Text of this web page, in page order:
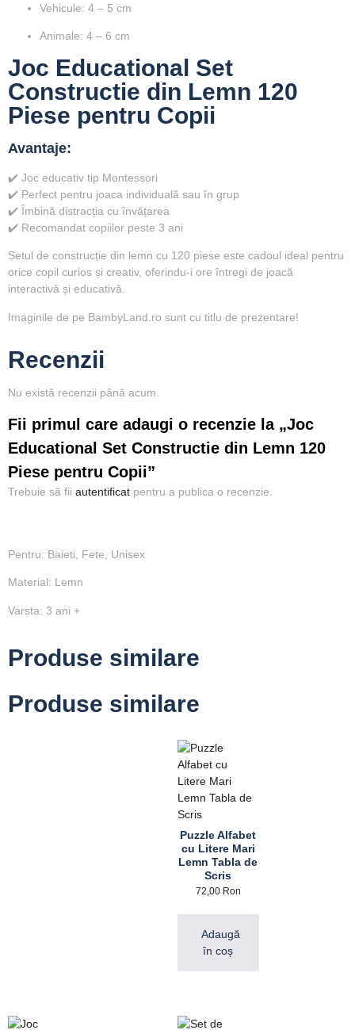
Vehicule: 4 – 5 cm
Animale: 4 – 6 cm
Joc Educational Set
Constructie din Lemn 120
Piese pentru Copii
Avantaje:
✔️ Joc educativ tip Montessori
✔️ Perfect pentru joaca individuală sau în grup
✔️ Îmbină distracția cu învățarea
✔️ Recomandat copiilor peste 3 ani
Setul de construcție din lemn cu 120 piese este cadoul ideal pentru
orice copil curios și creativ, oferindu-i ore întregi de joacă
interactivă și educativă.
Imaginile de pe BambyLand.ro sunt cu titlu de prezentare!
Recenzii
Nu există recenzii până acum.
Fii primul care adaugi o recenzie la „Joc
Educational Set Constructie din Lemn 120
Piese pentru Copii”
Trebuie să fii autentificat pentru a publica o recenzie.
Pentru: Baieti, Fete, Unisex
Material: Lemn
Varsta: 3 ani +
Produse similare
Produse similare
Puzzle Alfabet
cu Litere Mari
Lemn Tabla de
Scris
72,00 Ron
Adaugă
în coș